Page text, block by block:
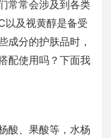
常常会涉及到各类
以及视黄醇是备受
成分的护肤品时，
配使用吗？下面我
酸、果酸等，水杨